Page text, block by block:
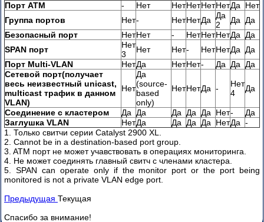
Порт ATM - Нет НетНетНетНетДа
Нет
Группа портов
Нет- НетНетДа
Да
2
Да
Да
Безопасный порт
НетНет - НетНетНетДа
Да
SPAN порт
Нет
3
Нет Нет- НетНетДа
Да
Порт Multi-VLAN
НетДа НетНет- Да Да
Да
Сетевой порт(получает
весь неизвестный unicast,
multicast трафик в данном
VLAN)
Нет
Да
(source-
based
only)
НетНетДа -
Нет
4
Да
Соединение с кластером Да Да Да Да Да Нет-
Да
Заглушка VLAN
НетДа Да Да Да НетДа -
1. Только свитчи серии Catalyst 2900 XL.
2. Cannot be in a destination-based port group.
3. ATM порт не может учавствовать в операциях мониторинга.
4. Не может соединять главный свитч с членами кластера.
5. SPAN can operate only if the monitor port or the port being
monitored is not a private VLAN edge port.
Предыдущая Текущая
Спасибо за внимание!